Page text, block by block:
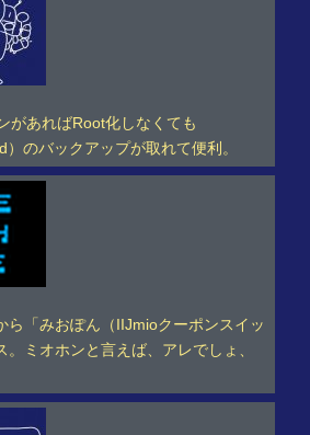
があればRoot化しなくても
のバックアップが取れて便利。
ら「みおぽん（IIJmioクーポンスイッ
。ミオホンと言えば、アレでしょ、